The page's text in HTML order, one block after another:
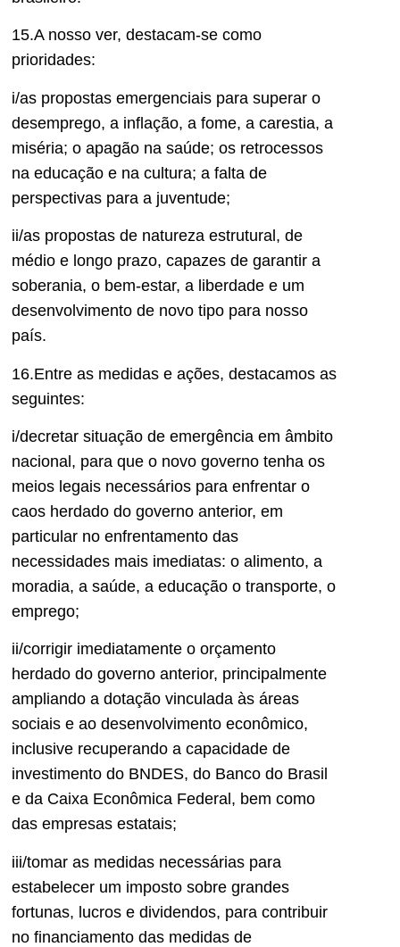
15.A nosso ver, destacam-se como
prioridades:
i/as propostas emergenciais para superar o
desemprego, a inflação, a fome, a carestia, a
miséria; o apagão na saúde; os retrocessos
na educação e na cultura; a falta de
perspectivas para a juventude;
ii/as propostas de natureza estrutural, de
médio e longo prazo, capazes de garantir a
soberania, o bem-estar, a liberdade e um
desenvolvimento de novo tipo para nosso
país.
16.Entre as medidas e ações, destacamos as
seguintes:
i/decretar situação de emergência em âmbito
nacional, para que o novo governo tenha os
meios legais necessários para enfrentar o
caos herdado do governo anterior, em
particular no enfrentamento das
necessidades mais imediatas: o alimento, a
moradia, a saúde, a educação o transporte, o
emprego;
ii/corrigir imediatamente o orçamento
herdado do governo anterior, principalmente
ampliando a dotação vinculada às áreas
sociais e ao desenvolvimento econômico,
inclusive recuperando a capacidade de
investimento do BNDES, do Banco do Brasil
e da Caixa Econômica Federal, bem como
das empresas estatais;
iii/tomar as medidas necessárias para
estabelecer um imposto sobre grandes
fortunas, lucros e dividendos, para contribuir
no financiamento das medidas de